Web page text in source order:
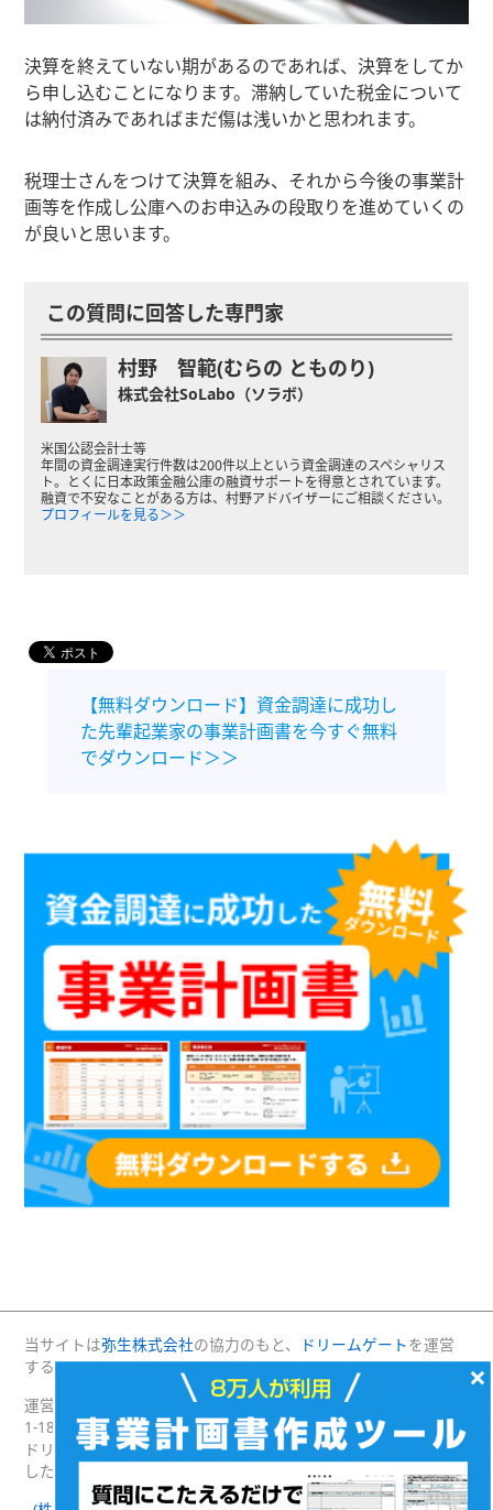
決算を終えていない期があるのであれば、決算をしてか
ら申し込むことになります。滞納していた税金について
は納付済みであればまだ傷は浅いかと思われます。
税理士さんをつけて決算を組み、それから今後の事業計
画等を作成し公庫へのお申込みの段取りを進めていくの
が良いと思います。
この質問に回答した専門家
村野 智範(むらの とものり)
株式会社SoLabo（ソラボ）
米国公認会計士等
年間の資金調達実行件数は200件以上という資金調達のスペシャリス
ト。とくに日本政策金融公庫の融資サポートを得意とされています。
融資で不安なことがある方は、村野アドバイザーにご相談ください。
プロフィールを見る＞＞
【無料ダウンロード】資金調達に成功し
た先輩起業家の事業計画書を今すぐ無料
でダウンロード＞＞
当サイトは弥生株式会社の協力のもと、 ドリームゲートを運営
する(株)プロジェクトニッポンが運営・管理しています。
運営：(株)プロジェクトニッポン 〒160-0004 東京都新宿区四谷
1-18 綿半野原ビル別館8階
ドリームゲートは経済産業省の後援を受けて2003年4月に発足
した日本最大級の起業支援プラットフォームです。
×